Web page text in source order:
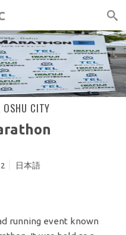
OSHU CITY
日本語
running event known